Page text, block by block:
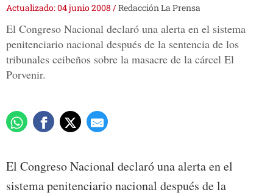
Actualizado: 04 junio 2008 /Redacción La Prensa
El Congreso Nacional declaró una alerta en el sistema
penitenciario nacional después de la sentencia de los
tribunales ceibeños sobre la masacre de la cárcel El
Porvenir.
El Congreso Nacional declaró una alerta en el
sistema penitenciario nacional después de la